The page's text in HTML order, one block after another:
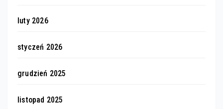
luty 2026
styczeń 2026
grudzień 2025
listopad 2025